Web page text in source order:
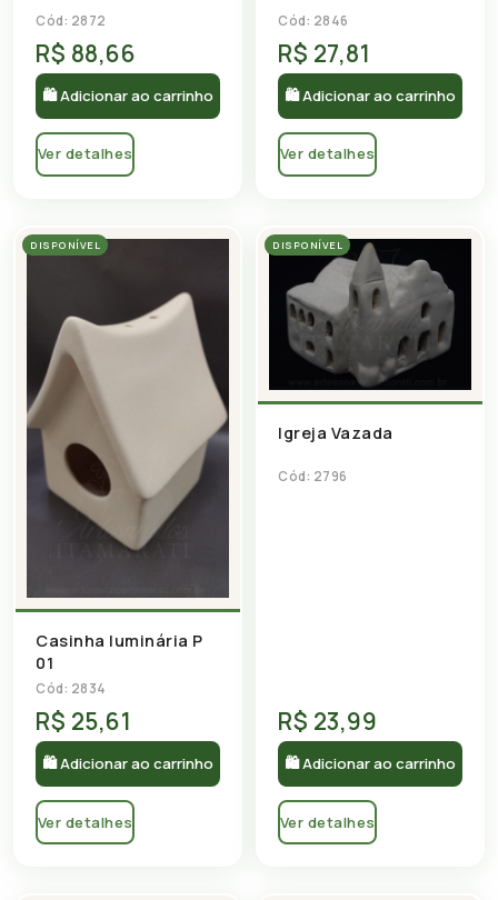
Cód: 2872
R$ 88,66
🛍 Adicionar ao carrinho
Ver detalhes
Cód: 2846
R$ 27,81
🛍 Adicionar ao carrinho
Ver detalhes
DISPONÍVEL
Casinha luminária P
01
Cód: 2834
R$ 25,61
🛍 Adicionar ao carrinho
Ver detalhes
DISPONÍVEL
Igreja Vazada
Cód: 2796
R$ 23,99
🛍 Adicionar ao carrinho
Ver detalhes